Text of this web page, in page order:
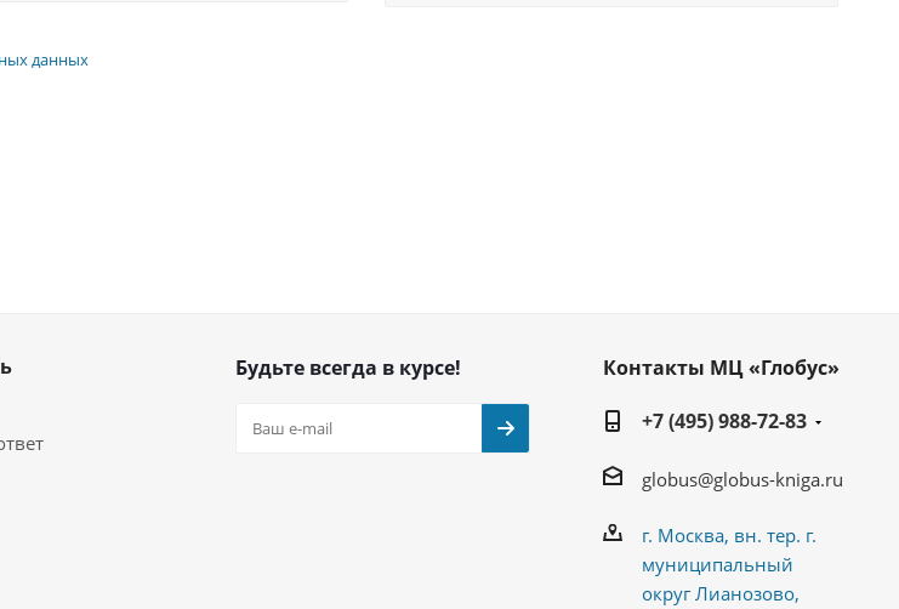
данных
Будьте всегда в курсе!
Контакты МЦ «Глобус»
+7 (495) 988-72-83
globus@globus-kniga.ru
г. Москва, вн. тер. г.
муниципальный
округ Лианозово,